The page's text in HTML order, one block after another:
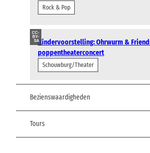
Rock & Pop
CC-
BY-
SAKindervoorstelling: Ohrwurm &
poppentheaterconcert
Schouwburg/Theater
Bezienswaardigheden
Tours